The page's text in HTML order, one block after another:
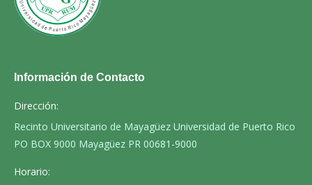
Información de Contacto
Dirección:
Recinto Universitario de Mayagüez Universidad de Puerto Rico
PO BOX 9000 Mayagüez PR 00681-9000
Horario: